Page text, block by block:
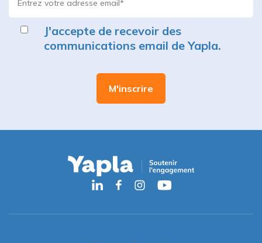
J'accepte de recevoir des
communications email de Yapla.